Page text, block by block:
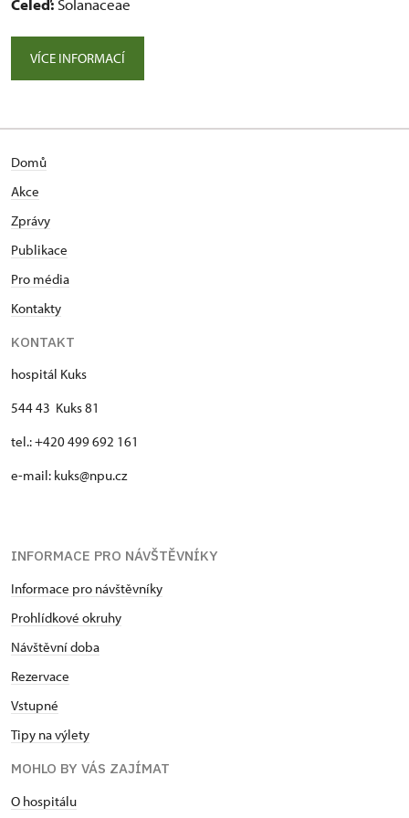
Čeleď: Solanaceae
VÍCE INFORMACÍ
Domů
Akce
Zprávy
Publikace
Pro média
Kontakty
KONTAKT
hospitál Kuks
544 43 Kuks 81
tel.: +420 499 692 161
e-mail: kuks@npu.cz
INFORMACE PRO NÁVŠTĚVNÍKY
Informace pro návštěvníky
Prohlídkové okruhy
Návštěvní doba
Rezervace
Vstupné
Tipy na výlety
MOHLO BY VÁS ZAJÍMAT
O hospitálu